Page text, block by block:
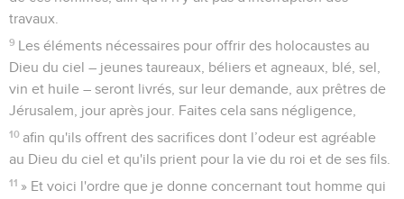
travaux.
9 Les éléments nécessaires pour offrir des holocaustes au
Dieu du ciel – jeunes taureaux, béliers et agneaux, blé, sel,
vin et huile – seront livrés, sur leur demande, aux prêtres de
Jérusalem, jour après jour. Faites cela sans négligence,
10 afin qu'ils offrent des sacrifices dont l’odeur est agréable
au Dieu du ciel et qu'ils prient pour la vie du roi et de ses fils.
11 » Et voici l'ordre que je donne concernant tout homme qui